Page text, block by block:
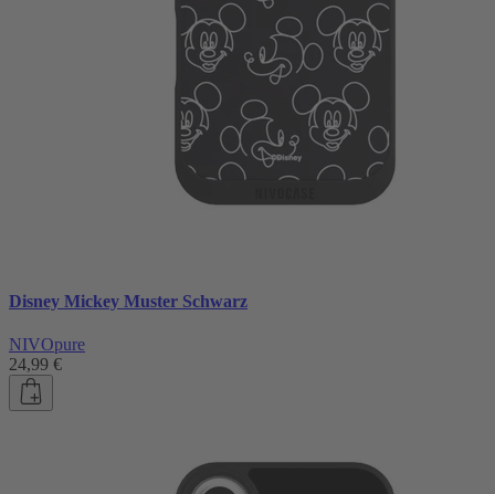
Disney Mickey Muster Schwarz
NIVOpure
24,99 €